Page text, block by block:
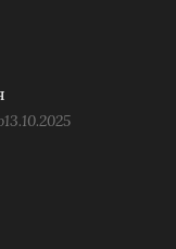
13.10.2025